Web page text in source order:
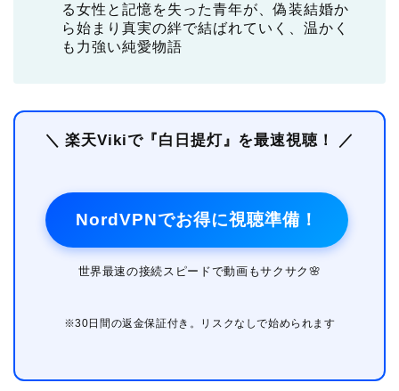
る女性と記憶を失った青年が、偽装結婚か
ら始まり真実の絆で結ばれていく、温かく
も力強い純愛物語
＼ 楽天Vikiで『白日提灯』を最速視聴！ ／
NordVPNでお得に視聴準備！
世界最速の接続スピードで動画もサクサク🌸
※30日間の返金保証付き。リスクなしで始められます